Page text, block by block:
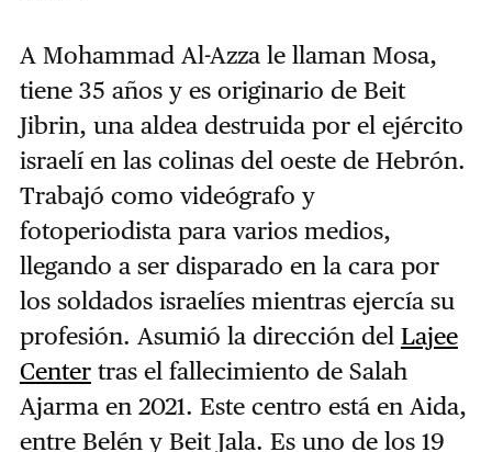
A Mohammad Al-Azza le llaman Mosa,
tiene 35 años y es originario de Beit
Jibrin, una aldea destruida por el ejército
israelí en las colinas del oeste de Hebrón.
Trabajó como videógrafo y
fotoperiodista para varios medios,
llegando a ser disparado en la cara por
los soldados israelíes mientras ejercía su
profesión. Asumió la dirección del Lajee
Centertras el fallecimiento de Salah
Ajarma en 2021. Este centro está en Aida,
entre Belén y Beit Jala. Es uno de los 19